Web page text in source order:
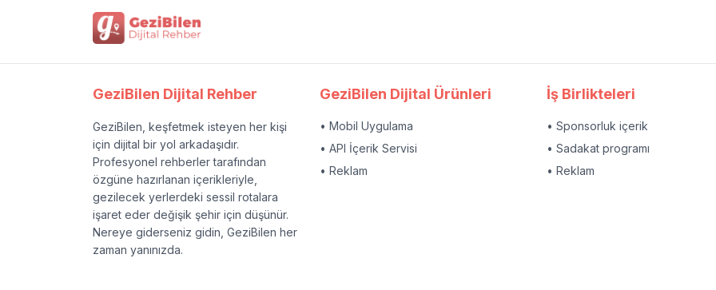
GeziBilen Dijital Rehber
GeziBilen, keşfetmek isteyen her kişi
için dijital bir yol arkadaşıdır.
Profesyonel rehberler tarafından
özgüne hazırlanan içerikleriyle,
gezilecek yerlerdeki sessil rotalara
işaret eder değişik şehir için düşünür.
Nereye giderseniz gidin, GeziBilen her
zaman yanınızda.
GeziBilen Dijital Ürünleri
• Mobil Uygulama
• API İçerik Servisi
• Reklam
İş Birlikteleri
• Sponsorluk içerik
• Sadakat programı
• Reklam